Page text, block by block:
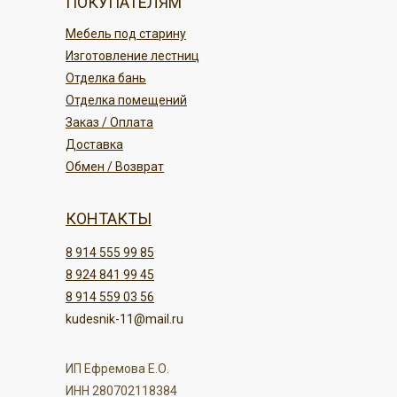
Отделка бань
Изготовление лестниц
Мебель под старину
kudesnik-11@mail.ru
8 914 559 03 56
8 914 555 99 85
8 924 841 99 45
КОНТАКТЫ
Обмен / Возврат
Отделка помещений
Заказ / Оплата
Доставка
ИНН 280702118384
ИП Ефремова Е.О.